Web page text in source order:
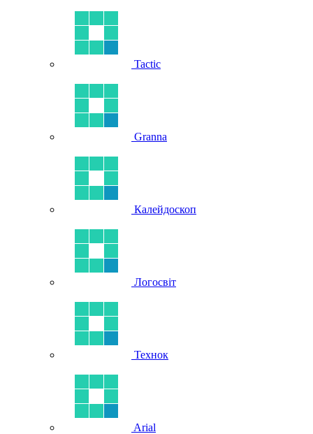
Tactic
Granna
Калейдоскоп
Логосвіт
Технок
Arial